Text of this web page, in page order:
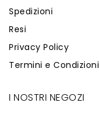
Spedizioni
Resi
Privacy Policy
Termini e Condizioni
I NOSTRI NEGOZI